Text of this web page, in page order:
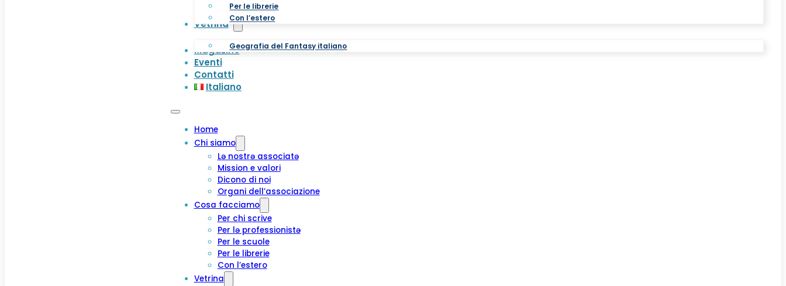
Per le librerie
Con l’estero
Vetrina
Geografia del Fantasy italiano
Magazine
Eventi
Contatti
Italiano
Home
Chi siamo
Lə nostrə associatə
Mission e valori
Dicono di noi
Organi dell’associazione
Cosa facciamo
Per chi scrive
Per lə professionistə
Per le scuole
Per le librerie
Con l’estero
Vetrina